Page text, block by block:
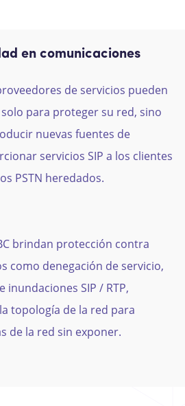
en comunicaciones
de servicios pueden
para proteger su red, sino
nuevas fuentes de
servicios SIP a los clientes
PSTN heredados.
brindan protección contra
como denegación de servicio,
SIP / RTP,
topología de la red para
de la red sin exponer.